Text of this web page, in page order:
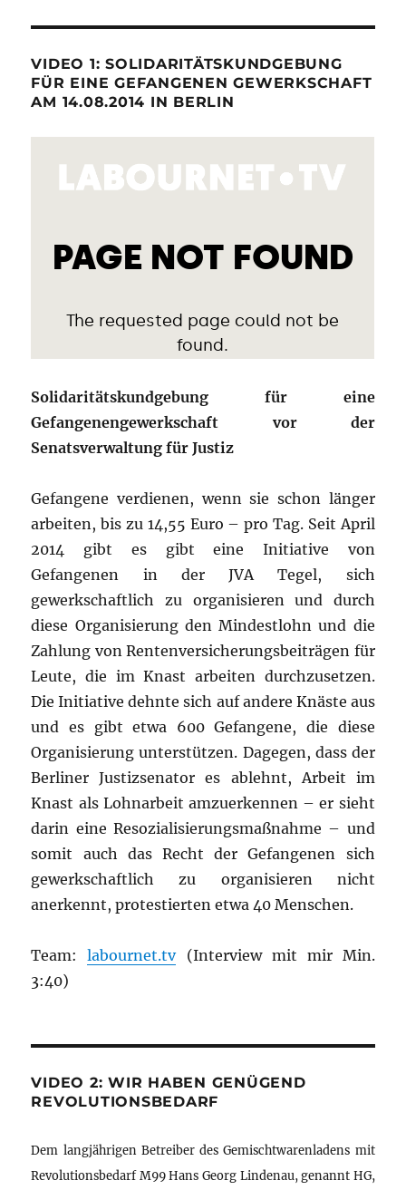
VIDEO 1: SOLIDARITÄTSKUNDGEBUNG
FÜR EINE GEFANGENEN GEWERKSCHAFT
AM 14.08.2014 IN BERLIN
Solidaritätskundgebung für eine
Gefangenengewerkschaft vor der
Senatsverwaltung für Justiz
Gefangene verdienen, wenn sie schon länger
arbeiten, bis zu 14,55 Euro – pro Tag. Seit April
2014 gibt es gibt eine Initiative von
Gefangenen in der JVA Tegel, sich
gewerkschaftlich zu organisieren und durch
diese Organisierung den Mindestlohn und die
Zahlung von Rentenversicherungsbeiträgen für
Leute, die im Knast arbeiten durchzusetzen.
Die Initiative dehnte sich auf andere Knäste aus
und es gibt etwa 600 Gefangene, die diese
Organisierung unterstützen. Dagegen, dass der
Berliner Justizsenator es ablehnt, Arbeit im
Knast als Lohnarbeit amzuerkennen – er sieht
darin eine Resozialisierungsmaßnahme – und
somit auch das Recht der Gefangenen sich
gewerkschaftlich zu organisieren nicht
anerkennt, protestierten etwa 40 Menschen.
Team:labournet.tv(Interview mit mir Min.
3:40)
VIDEO 2: WIR HABEN GENÜGEND
REVOLUTIONSBEDARF
Dem langjährigen Betreiber des Gemischtwarenladens mit
Revolutionsbedarf M99 Hans Georg Lindenau, genannt HG,